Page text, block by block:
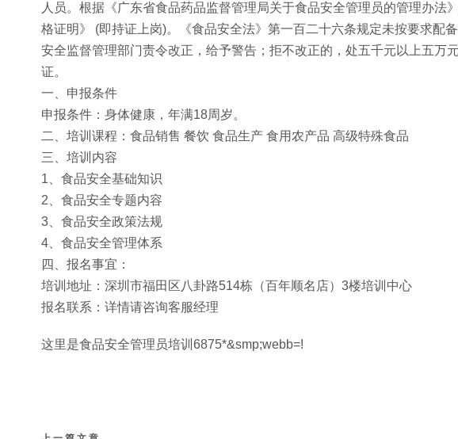
人员。根据《广东省食品药品监督管理局关于食品安全管理员的管理办法
格证明》 (即持证上岗)。《食品安全法》第一百二十六条规定未按要求配
安全监督管理部门责令改正，给予警告；拒不改正的，处五千元以上五万
证。
一、申报条件
申报条件：身体健康，年满18周岁。
二、培训课程：食品销售 餐饮 食品生产 食用农产品 高级特殊食品
三、培训内容
1、食品安全基础知识
2、食品安全专题内容
3、食品安全政策法规
4、食品安全管理体系
四、报名事宜：
培训地址：深圳市福田区八卦路514栋（百年顺名店）3楼培训中心
报名联系：详情请咨询客服经理
这里是食品安全管理员培训6875*&smp;webb=!